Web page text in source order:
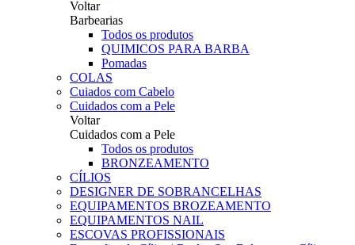
Voltar
Barbearias
Todos os produtos
QUIMICOS PARA BARBA
Pomadas
COLAS
Cuiados com Cabelo
Cuidados com a Pele
Voltar
Cuidados com a Pele
Todos os produtos
BRONZEAMENTO
CÍLIOS
DESIGNER DE SOBRANCELHAS
EQUIPAMENTOS BROZEAMENTO
EQUIPAMENTOS NAIL
ESCOVAS PROFISSIONAIS